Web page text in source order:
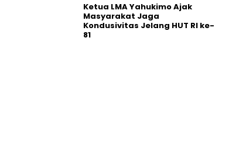
Ketua LMA Yahukimo Ajak
Masyarakat Jaga
Kondusivitas Jelang HUT RI ke-
81